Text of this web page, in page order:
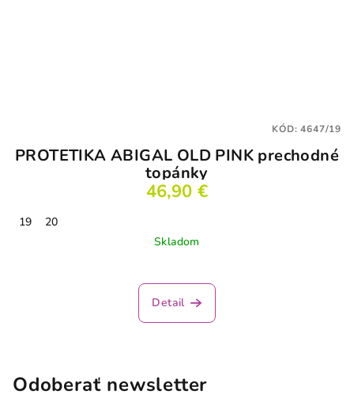
PROTETIKA ABIGAL OLD PINK prechodné
topánky
46,90 €
19
20
Skladom
Detail
KÓD:4647/19
Odoberať newsletter